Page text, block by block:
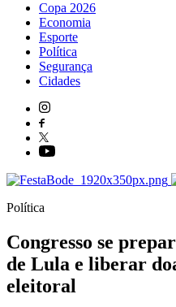
Copa 2026
Economia
Esporte
Política
Segurança
Cidades
Política
Congresso se
de Lula e liberar
eleitoral